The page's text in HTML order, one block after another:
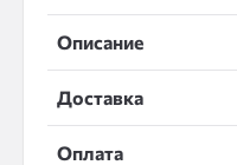
Описание
Доставка
Оплата